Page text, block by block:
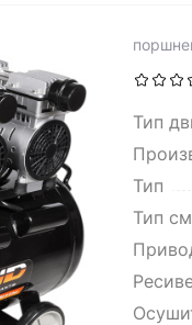
Тип
Тип
Тип